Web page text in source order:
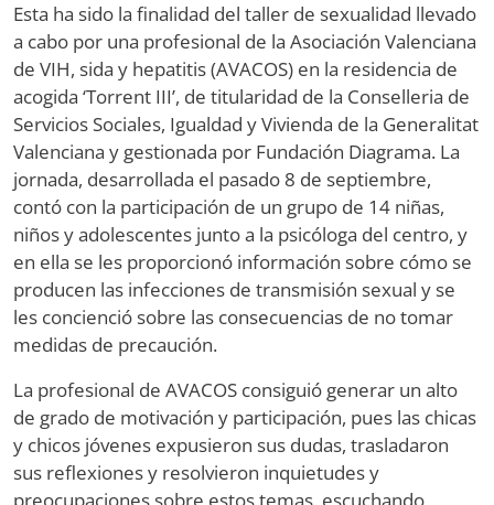
Esta ha sido la finalidad del taller de sexualidad llevado
a cabo por una profesional de la Asociación Valenciana
de VIH, sida y hepatitis (AVACOS) en la residencia de
acogida ‘Torrent III’, de titularidad de la Conselleria de
Servicios Sociales, Igualdad y Vivienda de la Generalitat
Valenciana y gestionada por Fundación Diagrama. La
jornada, desarrollada el pasado 8 de septiembre,
contó con la participación de un grupo de 14 niñas,
niños y adolescentes junto a la psicóloga del centro, y
en ella se les proporcionó información sobre cómo se
producen las infecciones de transmisión sexual y se
les concienció sobre las consecuencias de no tomar
medidas de precaución.
La profesional de AVACOS consiguió generar un alto
de grado de motivación y participación, pues las chicas
y chicos jóvenes expusieron sus dudas, trasladaron
sus reflexiones y resolvieron inquietudes y